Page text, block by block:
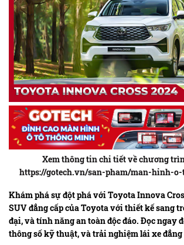
Xem thông tin chi tiết về chương
https://gotech.vn/san-pham/man-hinh-
Khám phá sự đột phá với Toyota Innova
SUV đẳng cấp của Toyota với thiết kế sang
đại, và tính năng an toàn độc đáo. Đọc ngay
thông số kỹ thuật, và trải nghiệm lái xe đẳng